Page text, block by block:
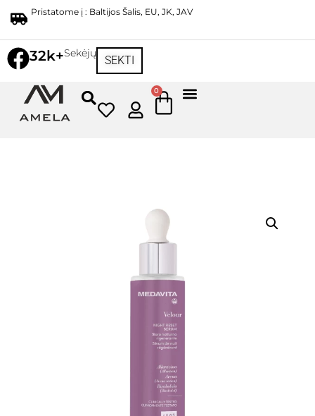
Pristatome į : Baltijos Šalis, EU, JK, JAV
32k+Sekėjų
SEKTI
0